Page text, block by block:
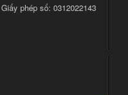
phép số: 0312022143